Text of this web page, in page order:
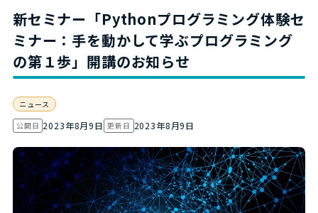
新セミナー「Pythonプログラミング体験セ
ミナー：手を動かして学ぶプログラミング
の第１歩」開講のお知らせ
ニュース
公開日 2023年8月9日 更新日 2023年8月9日